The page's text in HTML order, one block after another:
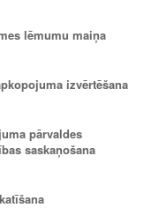
lēmumu maiņa
izvērtēšana
pārvaldes
saskaņošana